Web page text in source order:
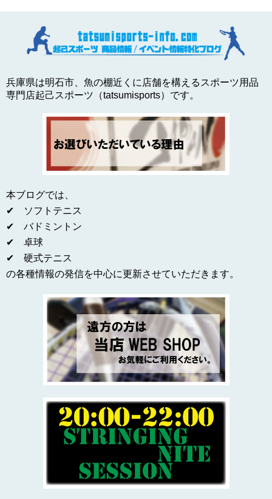
兵庫県は明石市、魚の棚近くに店舗を構えるスポーツ用品
専門店起己スポーツ（tatsumisports）です。
本ブログでは、
✔ ソフトテニス
✔ バドミントン
✔ 卓球
✔ 硬式テニス
の各種情報の発信を中心に更新させていただきます。